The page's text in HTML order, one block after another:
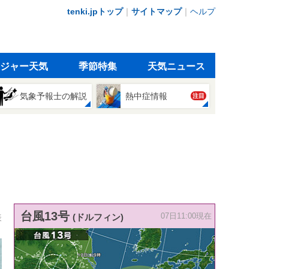
tenki.jpトップ｜ サイトマップ｜ ヘルプ
ャー天気 季節特集 天気ニュース
気象予報士の解説 熱中症情報 注目
台風13号 (ドルフィン) 07日11:00現在